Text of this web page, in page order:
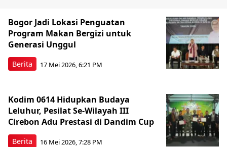
Berita
Bogor Jadi Lokasi Penguatan
Program Makan Bergizi untuk
Generasi Unggul
17 Mei 2026, 6:21 PM
Berita
Kodim 0614 Hidupkan Budaya
Leluhur, Pesilat Se-Wilayah III
Cirebon Adu Prestasi di Dandim Cup
16 Mei 2026, 7:28 PM